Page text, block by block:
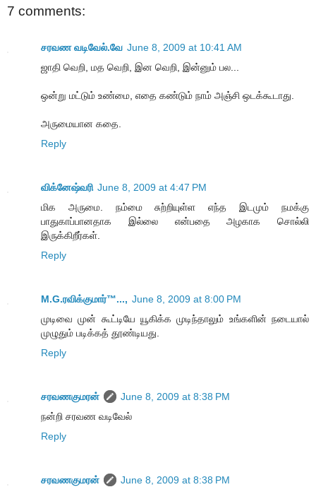
7 comments:
சரவண வடிவேல்.வே June 8, 2009 at 10:41 AM
ஜாதி வெறி, மத வெறி, இன வெறி, இன்னும் பல...
ஒன்று மட்டும் உண்மை, எதை கண்டும் நாம் அஞ்சி ஒடக்கூடாது.
அருமையான கதை.
Reply
விக்னேஷ்வரி June 8, 2009 at 4:47 PM
மிக அருமை. நம்மை சுற்றியுள்ள எந்த இடமும் நமக்கு
பாதுகாப்பானதாக இல்லை என்பதை அழகாக சொல்லி
இருக்கிறீர்கள்.
Reply
M.G.ரவிக்குமார்™..., June 8, 2009 at 8:00 PM
முடிவை முன் கூட்டியே யூகிக்க முடிந்தாலும் உங்களின் நடையால்
முழுதும் படிக்கத் தூண்டியது.
Reply
சரவணகுமரன்
June 8, 2009 at 8:38 PM
நன்றி சரவண வடிவேல்
Reply
சரவணகுமரன்
June 8, 2009 at 8:38 PM